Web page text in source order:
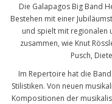
Die Galapagos Big Band
Bestehen mit einer
und spielt mit regionalen
zusammen, wie Knut
Pusch,
Im Repertoire hat die
Stilistiken. Von neuen
Kompositionen der